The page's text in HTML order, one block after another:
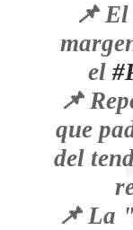
📌
el
📌
que
del
📌 La